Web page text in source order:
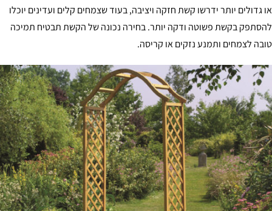
גדולים יותר ידרשו קשת חזקה ויציבה, בעוד שצמחים קלים ועדינים יוכלו
בקשת פשוטה ודקה יותר. בחירה נכונה של הקשת תבטיח תמיכה
לצמחים ותמנע נזקים או קריסה.